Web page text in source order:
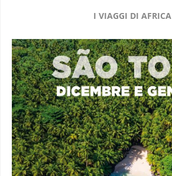
I VIAGGI DI AFRICA